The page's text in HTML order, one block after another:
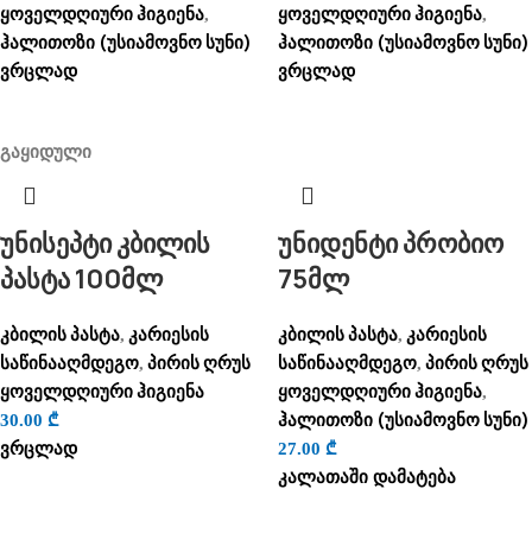
ყოველდღიური ჰიგიენა,
ჰალითოზი (უსიამოვნო სუნი)
ვრცლად
ყოველდღიური ჰიგიენა,
ჰალითოზი (უსიამოვნო სუნი)
ვრცლად
გაყიდული
უნისეპტი კბილის
პასტა 100მლ
კბილის პასტა, კარიესის
საწინააღმდეგო, პირის ღრუს
ყოველდღიური ჰიგიენა
30.00 ₾
ვრცლად
უნიდენტი პრობიო
75მლ
კბილის პასტა, კარიესის
საწინააღმდეგო, პირის ღრუს
ყოველდღიური ჰიგიენა,
ჰალითოზი (უსიამოვნო სუნი)
27.00 ₾
კალათაში დამატება